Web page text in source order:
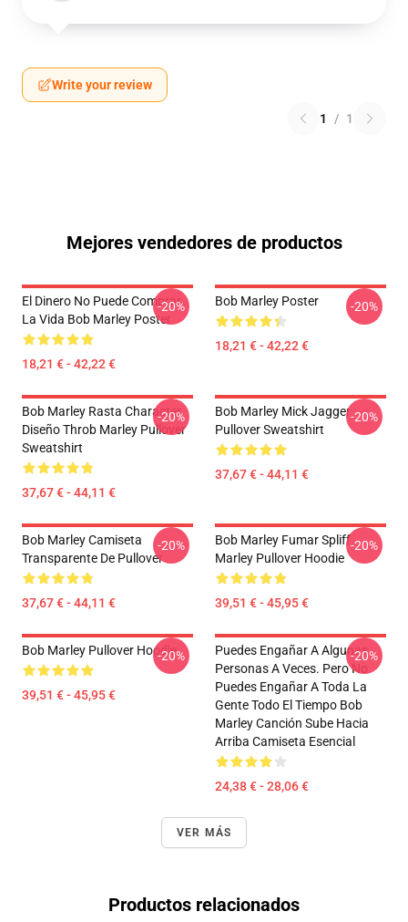
Write your review
1 / 1
Mejores vendedores de productos
El Dinero No Puede Comprar
La Vida Bob Marley Poster
18,21 € - 42,22 €
-20% Bob Marley Poster
18,21 € - 42,22 €
-20%
Bob Marley Rasta Character
Diseño Throb Marley Pullover
Sweatshirt
37,67 € - 44,11 €
-20%
Bob Marley Mick Jagger
Pullover Sweatshirt
37,67 € - 44,11 €
-20%
Bob Marley Camiseta
Transparente De Pullover
37,67 € - 44,11 €
-20%
Bob Marley Fumar Spliff
Marley Pullover Hoodie
39,51 € - 45,95 €
-20%
Bob Marley Pullover Hoodie
39,51 € - 45,95 €
-20%
Puedes Engañar A Algunas
Personas A Veces. Pero No
Puedes Engañar A Toda La
Gente Todo El Tiempo Bob
Marley Canción Sube Hacia
Arriba Camiseta Esencial
24,38 € - 28,06 €
-20%
VER MÁS
Productos relacionados